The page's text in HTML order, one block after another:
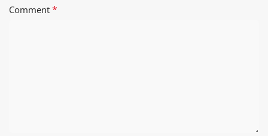
Comment *